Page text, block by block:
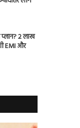
2 लाख
EMI और